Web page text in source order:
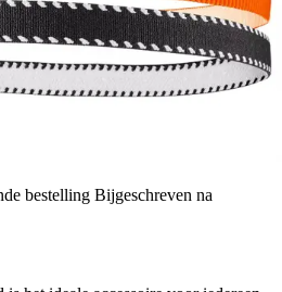
bestelling Bijgeschreven na